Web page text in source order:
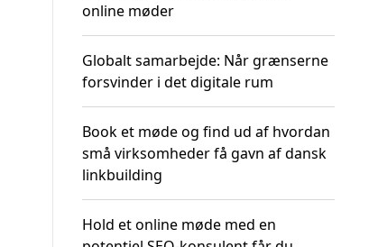
online møder
Globalt samarbejde: Når grænserne
forsvinder i det digitale rum
Book et møde og find ud af hvordan
små virksomheder få gavn af dansk
linkbuilding
Hold et online møde med en